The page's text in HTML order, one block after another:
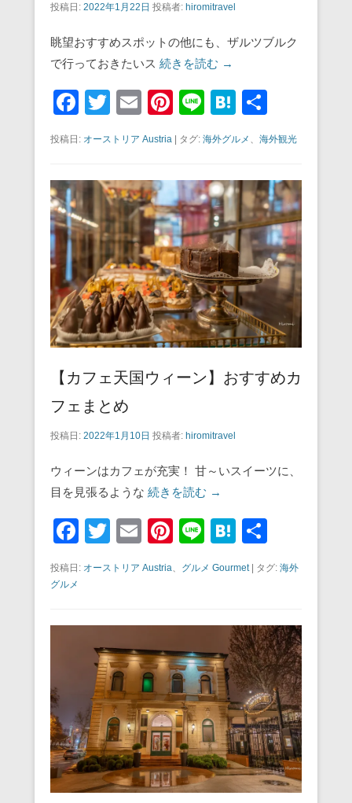
投稿日: 2022年1月22日 投稿者: hiromitravel
眺望おすすめスポットの他にも、ザルツブルク
で行っておきたいス 続きを読む →
F
c
e
b
o
o
k
T
tt
er
E
Pi
er
e
st
Li
n
e
H
e
n
a
有
投稿日: オーストリア Austria タグ: 海外グルメ 、 海外観光
【カフェ天国ウィーン】おすすめカ
フェまとめ
投稿日: 2022年1月10日 投稿者: hiromitravel
ウィーンはカフェが充実！ 甘～いスイーツに、
目を見張るような 続きを読む →
F
c
b
k
T
tt
E
Pi
nt
er
st
Li
H
a
有
投稿日: オーストリア Austria、 グルメ Gourmet| タグ: 海外
グルメ